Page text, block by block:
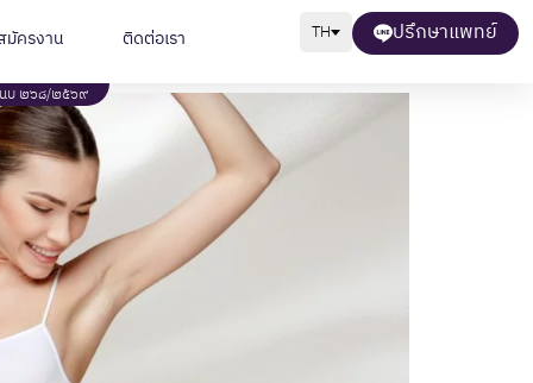
มัครงาน ติดต่อเรา ปรึกษาแพทย์
TH
นบ ๒๖๘/๒๕๖๙